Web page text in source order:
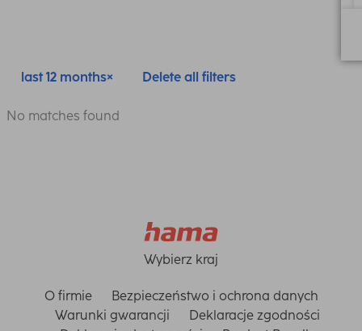
last 12 months Delete all filters
No matches found
Wybierz kraj
O firmie
Bezpieczeństwo i ochrona danych
Warunki gwarancji
Deklaracje zgodności